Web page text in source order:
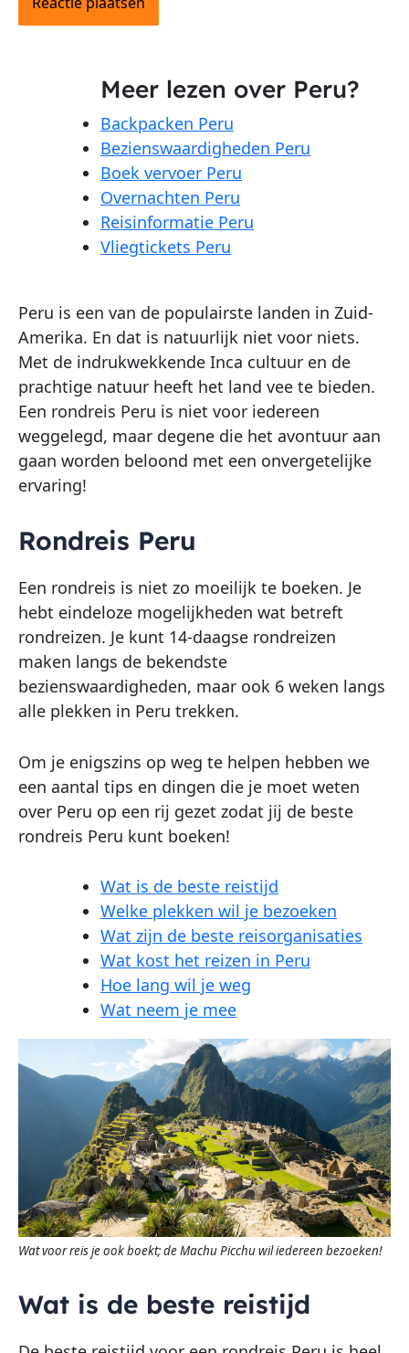
Peru is een van de populairste landen in Zuid-
Amerika. En dat is natuurlijk niet voor niets.
Met de indrukwekkende Inca cultuur en de
prachtige natuur heeft het land vee te bieden.
Een rondreis Peru is niet voor iedereen
weggelegd, maar degene die het avontuur aan
gaan worden beloond met een onvergetelijke
ervaring!
Rondreis Peru
Een rondreis is niet zo moeilijk te boeken. Je
hebt eindeloze mogelijkheden wat betreft
rondreizen. Je kunt 14-daagse rondreizen
maken langs de bekendste
bezienswaardigheden, maar ook 6 weken langs
alle plekken in Peru trekken.
Om je enigszins op weg te helpen hebben we
een aantal tips en dingen die je moet weten
over Peru op een rij gezet zodat jij de beste
rondreis Peru kunt boeken!
Wat is de beste reistijd
Welke plekken wil je bezoeken
Wat zijn de beste reisorganisaties
Wat kost het reizen in Peru
Hoe lang wil je weg
Wat neem je mee
Wat voor reis je ook boekt; de Machu Picchu wil iedereen bezoeken!
Wat is de beste reistijd
Meer lezen over Peru?
Backpacken Peru
Bezienswaardigheden Peru
Boek vervoer Peru
Overnachten Peru
Reisinformatie Peru
Vliegtickets Peru